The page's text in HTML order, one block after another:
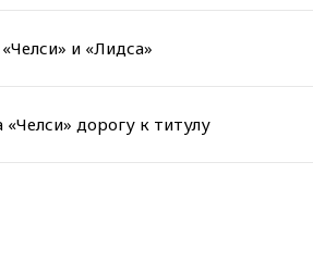
и «Лидса»
дорогу к титулу